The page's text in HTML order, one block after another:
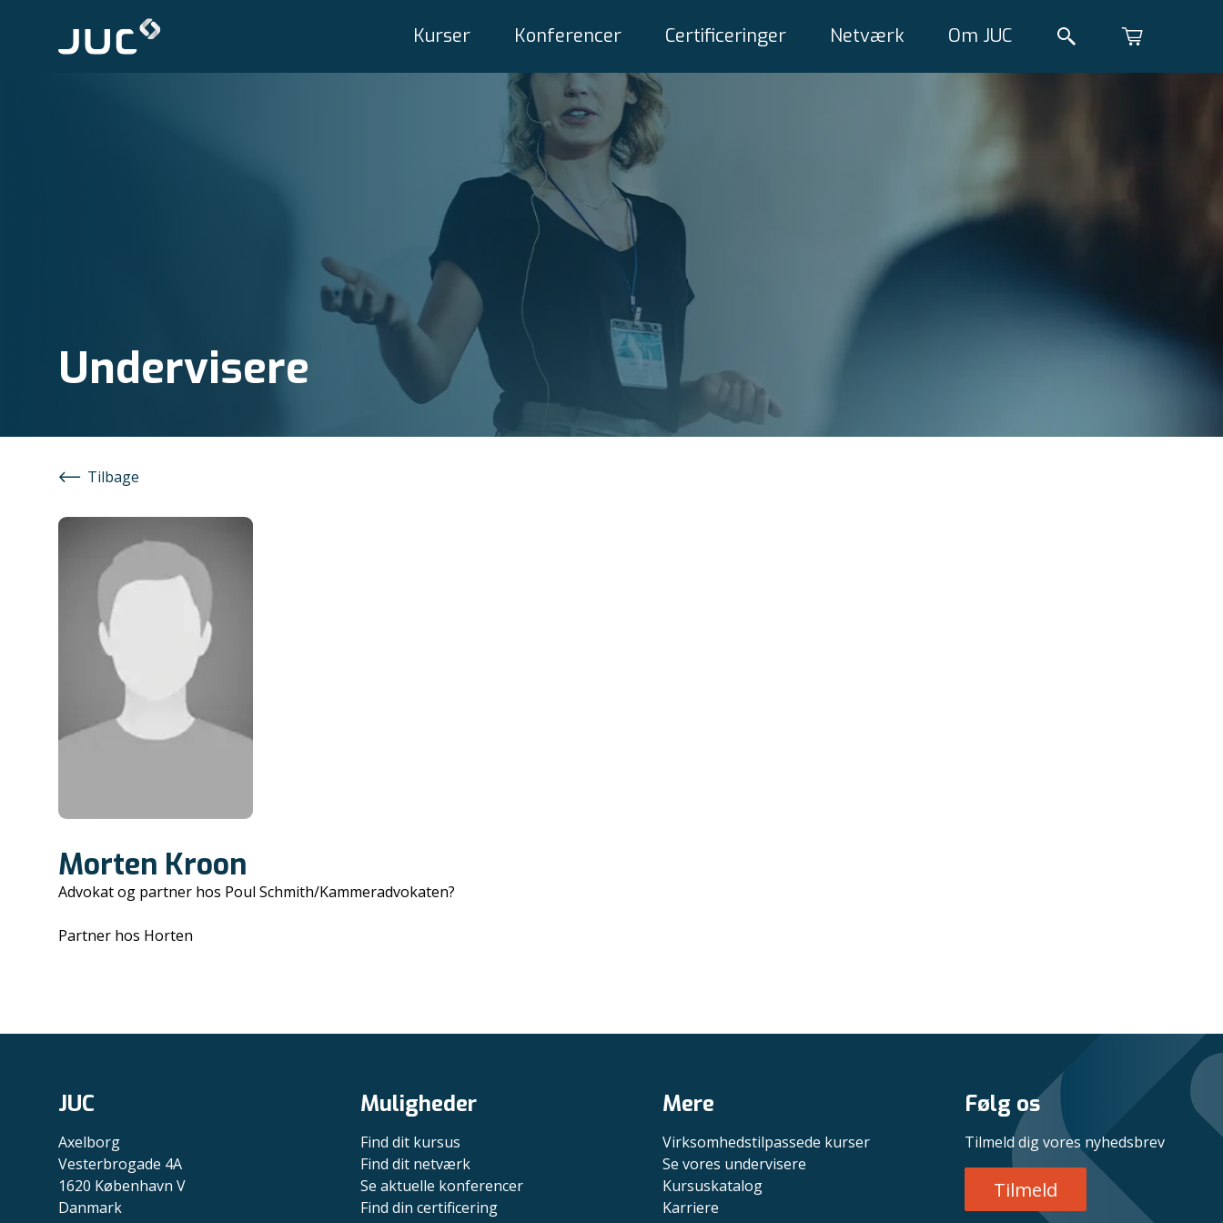
Kurser Konferencer Certificeringer Netværk Om JUC
Undervisere
Tilbage
Morten Kroon
Advokat og partner hos Poul Schmith/Kammeradvokaten?
Partner hos Horten
JUC
Axelborg
Vesterbrogade 4A
1620 København V
Danmark
Muligheder
Find dit kursus
Find dit netværk
Se aktuelle konferencer
Find din certificering
Mere
Virksomhedstilpassede kurser
Se vores undervisere
Kursuskatalog
Karriere
Følg os
Tilmeld dig vores nyhedsbrev
Tilmeld